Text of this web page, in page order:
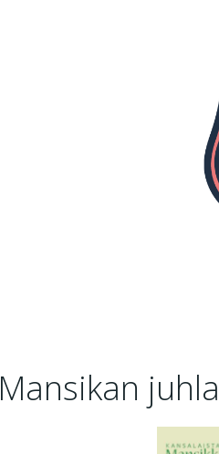
Mansikan